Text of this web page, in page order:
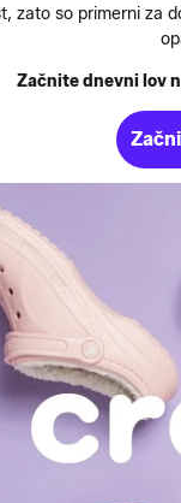
zato so primerni za
Začnite dnevni lov